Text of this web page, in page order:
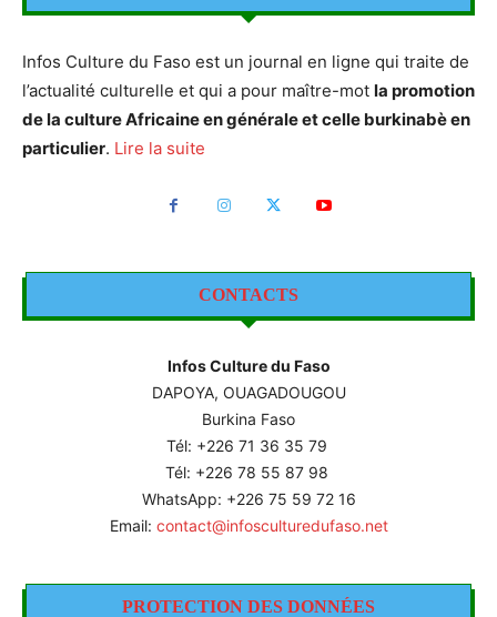
Infos Culture du Faso est un journal en ligne qui traite de
l’actualité culturelle et qui a pour maître-mot la promotion
de la culture Africaine en générale et celle burkinabè en
particulier. Lire la suite
CONTACTS
Infos Culture du Faso
DAPOYA, OUAGADOUGOU
Burkina Faso
Tél: +226 71 36 35 79
Tél: +226 78 55 87 98
WhatsApp: +226 75 59 72 16
Email: contact@infosculturedufaso.net
PROTECTION DES DONNÉES